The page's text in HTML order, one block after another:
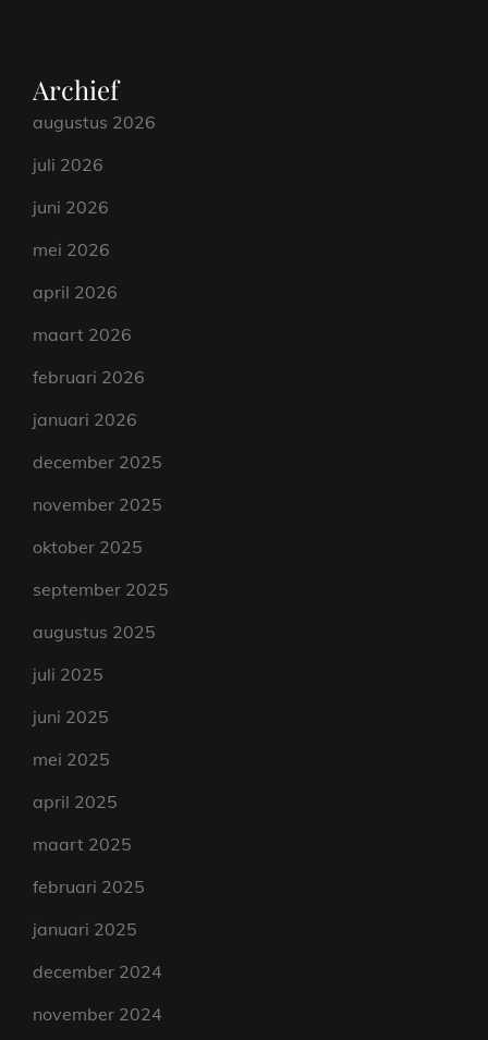
Archief
augustus 2026
juli 2026
juni 2026
mei 2026
april 2026
maart 2026
februari 2026
januari 2026
december 2025
november 2025
oktober 2025
september 2025
augustus 2025
juli 2025
juni 2025
mei 2025
april 2025
maart 2025
februari 2025
januari 2025
december 2024
november 2024